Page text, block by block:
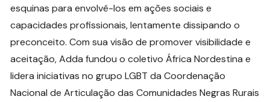
esquinas para envolvê-los em ações sociais e
capacidades profissionais, lentamente dissipando o
preconceito. Com sua visão de promover visibilidade e
aceitação, Adda fundou o coletivo África Nordestina e
lidera iniciativas no grupo LGBT da Coordenação
Nacional de Articulação das Comunidades Negras Rurais